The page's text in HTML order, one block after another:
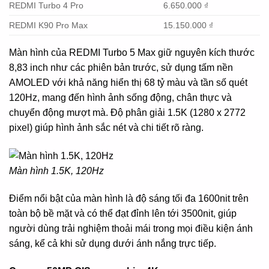
REDMI Turbo 4 Pro 6.650.000 ₫
REDMI K90 Pro Max 15.150.000 ₫
Màn hình của REDMI Turbo 5 Max giữ nguyên kích thước
8,83 inch như các phiên bản trước, sử dụng tấm nền
AMOLED với khả năng hiển thị 68 tỷ màu và tần số quét
120Hz, mang đến hình ảnh sống động, chân thực và
chuyển động mượt mà. Độ phân giải 1.5K (1280 x 2772
pixel) giúp hình ảnh sắc nét và chi tiết rõ ràng.
Màn hình 1.5K, 120Hz
Điểm nổi bật của màn hình là độ sáng tối đa 1600nit trên
toàn bộ bề mặt và có thể đạt đỉnh lên tới 3500nit, giúp
người dùng trải nghiệm thoải mái trong mọi điều kiện ánh
sáng, kể cả khi sử dụng dưới ánh nắng trực tiếp.